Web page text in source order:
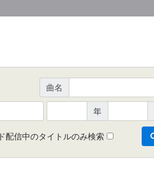
曲名
年
配信中のタイトルのみ検索